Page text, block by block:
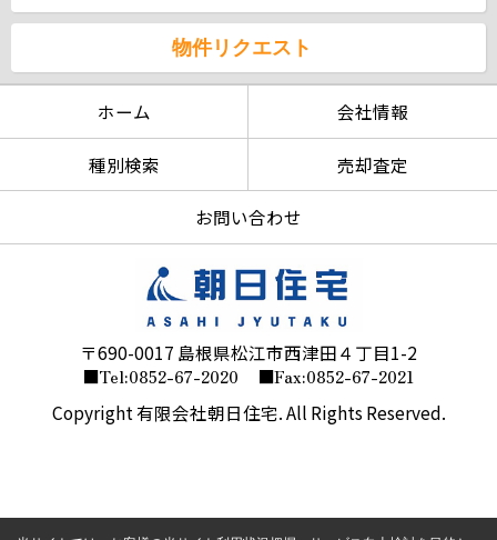
物件リクエスト
ホーム 会社情報
種別検索 売却査定
お問い合わせ
〒690-0017 島根県松江市西津田４丁目1-2
■Tel:0852-67-2020 ■Fax:0852-67-2021
Copyright 有限会社朝日住宅. All Rights Reserved.